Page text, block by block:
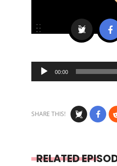
Audio
Player
00:00
SHARE THIS!
RELATED